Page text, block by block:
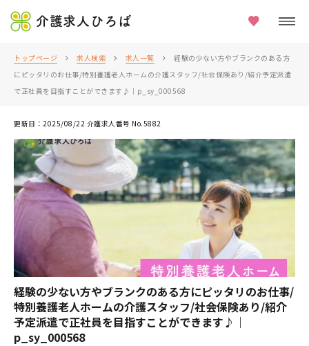
介護求人ひろば
トップページ 求人検索 求人一覧
経験の少ない方やブランクのある方
にピッタリのお仕事/特別養護老人ホームの介護スタッフ/社会保険あり/紹介予定派遣
で正社員を目指すことができます♪｜p_sy_000568
更新日：2025/08/22 介護求人番号 No.5882
経験の少ない方やブランクのある方にピッタリのお仕事/
特別養護老人ホームの介護スタッフ/社会保険あり/紹介
予定派遣で正社員を目指すことができます♪｜
p_sy_000568